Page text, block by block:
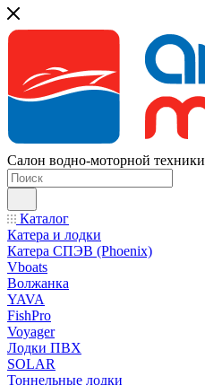
Салон водно-моторной техники
Каталог
Катера и лодки
Катера СПЭВ (Phoenix)
Vboats
Волжанка
YAVA
FishPro
Voyager
Лодки ПВХ
SOLAR
Тоннельные лодки